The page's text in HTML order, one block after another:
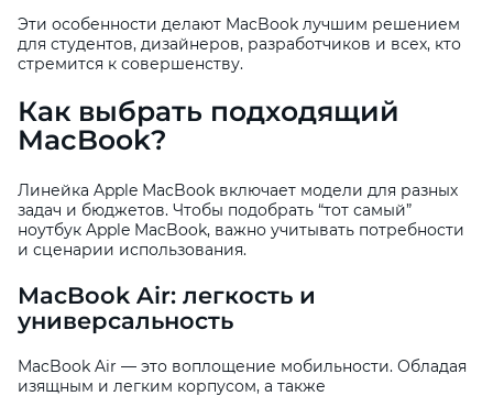
Эти особенности делают MacBook лучшим решением
для студентов, дизайнеров, разработчиков и всех, кто
стремится к совершенству.
Как выбрать подходящий
MacBook?
Линейка Apple MacBook включает модели для разных
задач и бюджетов. Чтобы подобрать “тот самый”
ноутбук Apple MacBook, важно учитывать потребности
и сценарии использования.
MacBook Air: легкость и
универсальность
MacBook Air — это воплощение мобильности. Обладая
изящным и легким корпусом, а также